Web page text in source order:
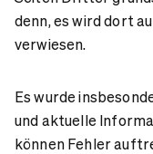
denn, es wird dort
verwiesen.
Es wurde
und aktuelle
können Fehler